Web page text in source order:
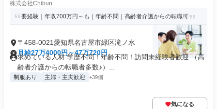
株式会社Chibun
要経験｜年収700万円～も｜年齢不問｜高齢者介護からの転職可
〒458-0021愛知県名古屋市緑区滝ノ水
月給27万4000円～47万720円
求めている人材 学歴不問！年齢不問！訪問未経験者歓迎 （高
齢者介護からの転職者多数♪）...
制服あり 主婦・主夫歓迎 +39個
気になる